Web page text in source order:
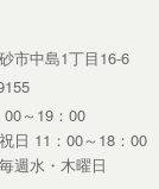
市中島1丁目16-6
～19：00
日 11：00～18：00
週水・木曜日